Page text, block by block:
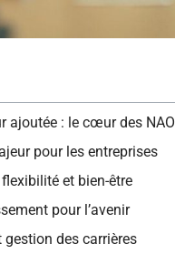
ajoutée : le cœur des NAO
pour les entreprises
et bien-être
pour l’avenir
des carrières